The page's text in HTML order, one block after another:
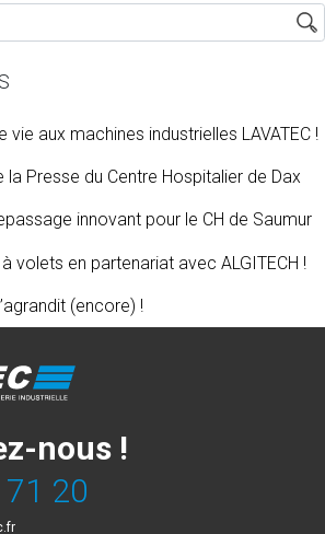
vie aux machines industrielles LAVATEC !
la Presse du Centre Hospitalier de Dax
innovant pour le CH de Saumur
volets en partenariat avec ALGITECH !
(encore) !
nous !
20